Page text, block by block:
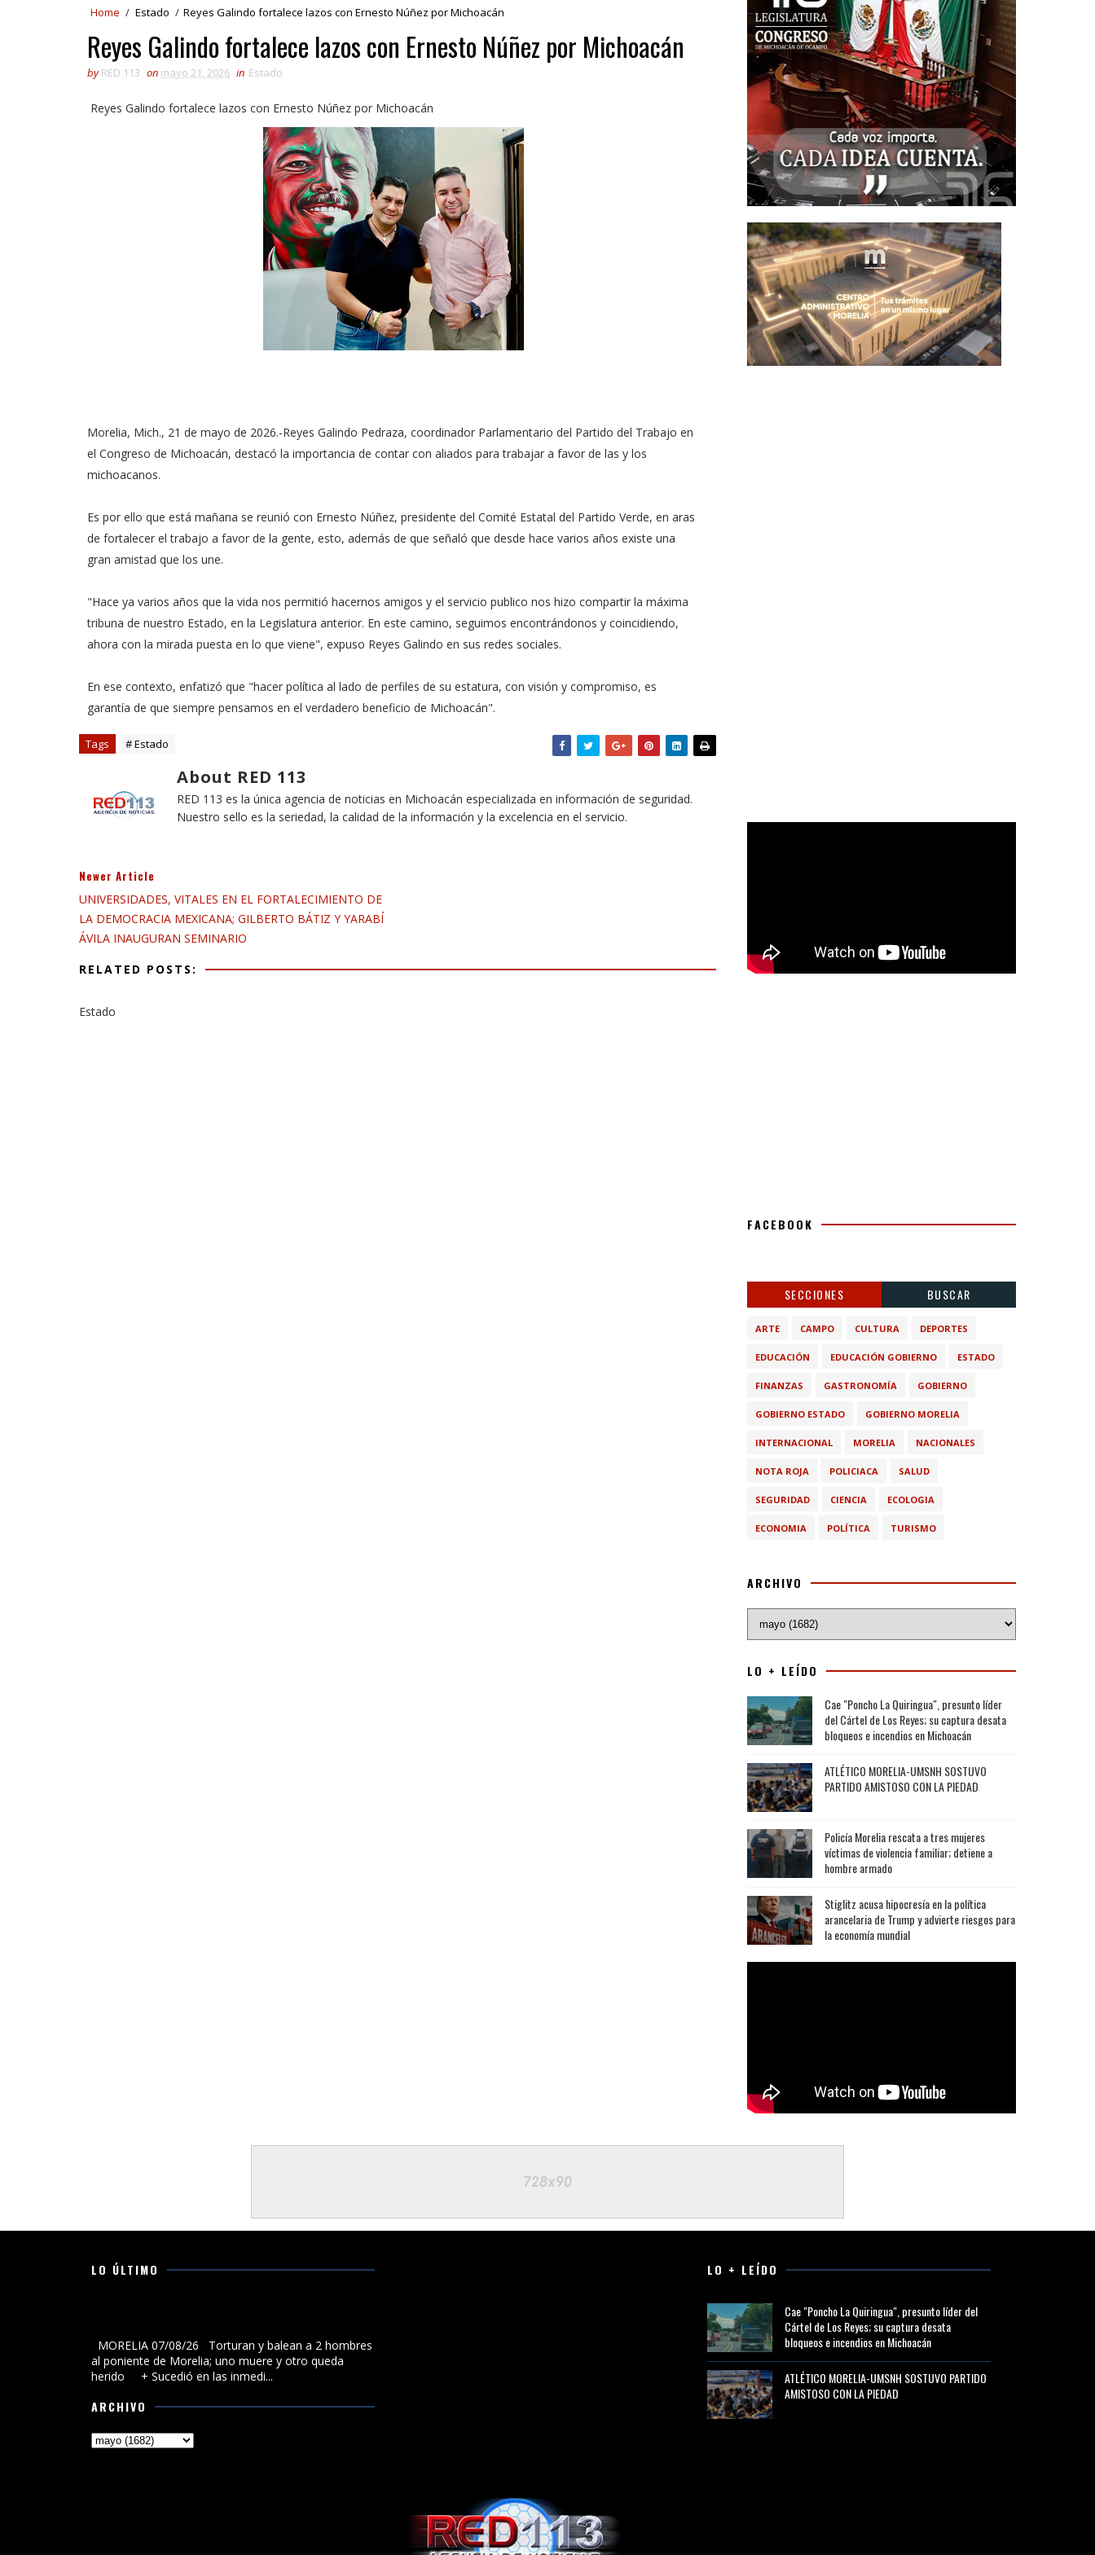
Home / Estado / Reyes Galindo fortalece lazos con Ernesto Núñez por Michoacán
Reyes Galindo fortalece lazos con Ernesto Núñez por Michoacán
by RED 113 on mayo 21, 2026 in Estado
Reyes Galindo fortalece lazos con Ernesto Núñez por Michoacán
Morelia, Mich., 21 de mayo de 2026.-Reyes Galindo Pedraza, coordinador Parlamentario del Partido del Trabajo en
el Congreso de Michoacán, destacó la importancia de contar con aliados para trabajar a favor de las y los
michoacanos.
Es por ello que está mañana se reunió con Ernesto Núñez, presidente del Comité Estatal del Partido Verde, en aras
de fortalecer el trabajo a favor de la gente, esto, además de que señaló que desde hace varios años existe una
gran amistad que los une.
"Hace ya varios años que la vida nos permitió hacernos amigos y el servicio publico nos hizo compartir la máxima
tribuna de nuestro Estado, en la Legislatura anterior. En este camino, seguimos encontrándonos y coincidiendo,
ahora con la mirada puesta en lo que viene", expuso Reyes Galindo en sus redes sociales.
En ese contexto, enfatizó que "hacer política al lado de perfiles de su estatura, con visión y compromiso, es
garantía de que siempre pensamos en el verdadero beneficio de Michoacán".
Tags # Estado
About RED 113
RED 113 es la única agencia de noticias en Michoacán especializada en información de seguridad.
Nuestro sello es la seriedad, la calidad de la información y la excelencia en el servicio.
Newer Article
UNIVERSIDADES, VITALES EN EL FORTALECIMIENTO DE
LA DEMOCRACIA MEXICANA; GILBERTO BÁTIZ Y YARABÍ
ÁVILA INAUGURAN SEMINARIO
RELATED POSTS:
Estado
FACEBOOK
SECCIONES BUSCAR
ARTE CAMPO CULTURA DEPORTES
EDUCACIÓN EDUCACIÓN GOBIERNO ESTADO
FINANZAS GASTRONOMÍA GOBIERNO
GOBIERNO ESTADO GOBIERNO MORELIA
INTERNACIONAL MORELIA NACIONALES
NOTA ROJA POLICIACA SALUD
SEGURIDAD CIENCIA ECOLOGIA
ECONOMIA POLÍTICA TURISMO
ARCHIVO
LO + LEÍDO
Cae "Poncho La Quiringua", presunto líder
del Cártel de Los Reyes; su captura desata
bloqueos e incendios en Michoacán
ATLÉTICO MORELIA-UMSNH SOSTUVO
PARTIDO AMISTOSO CON LA PIEDAD
Policía Morelia rescata a tres mujeres
víctimas de violencia familiar; detiene a
hombre armado
Stiglitz acusa hipocresía en la política
arancelaria de Trump y advierte riesgos para
la economía mundial
LO ÚLTIMO
MORELIA 07/08/26 Torturan y balean a 2 hombres
al poniente de Morelia; uno muere y otro queda
herido + Sucedió en las inmedi...
ARCHIVO
LO + LEÍDO
Cae "Poncho La Quiringua", presunto líder del
Cártel de Los Reyes; su captura desata
bloqueos e incendios en Michoacán
ATLÉTICO MORELIA-UMSNH SOSTUVO PARTIDO
AMISTOSO CON LA PIEDAD